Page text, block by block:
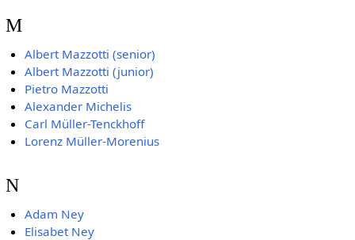
M
Albert Mazzotti (senior)
Albert Mazzotti (junior)
Pietro Mazzotti
Alexander Michelis
Carl Müller-Tenckhoff
Lorenz Müller-Morenius
N
Adam Ney
Elisabet Ney